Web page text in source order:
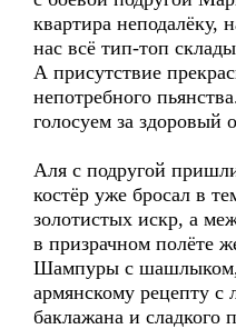
квартира неподалёку,
нас всё тип-топ
А присутствие
непотребного
голосуем за здоровый
Аля с подругой
костёр уже бросал в
золотистых искр, а
в призрачном полёте
Шампуры с
армянскому рецепту
баклажана и сладкого